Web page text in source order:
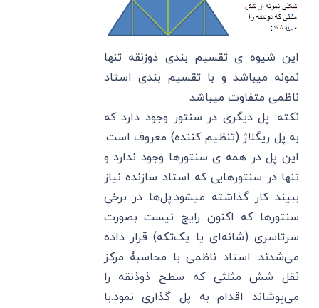
این شیوه ی تقسیم بندی ذوزنقه تنها
نمونه میباشد و با تقسیم بندی استاد
ناظمی متفاوت میباشد
نکته: پل دیگری در سنتور وجود دارد که
به پل ریگلاژ (تنظیم کننده) معروف است.
این پل در همه ی سنتورها وجود ندارد و
تنها در سنتورهایی که استاد سازنده نیاز
ببیند کار گذاشته میشود.پل‌ها در برخی
سنتورها که اکنون رایج نیست بصورت
سرتاسری (شانه‌ای یا یک‌تکه) قرار داده
می‌شدند. استاد ناظمی با محاسبۀ مرکز
ثقل شش مثلثی که سطح ذوذنقه را
می‌پوشاند اقدام به پل گذاری نمود.با